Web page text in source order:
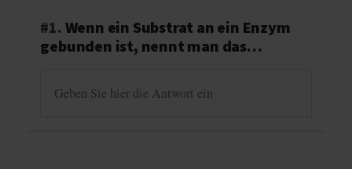
#1. Wenn ein Substrat an ein Enzym
gebunden ist, nennt man das…